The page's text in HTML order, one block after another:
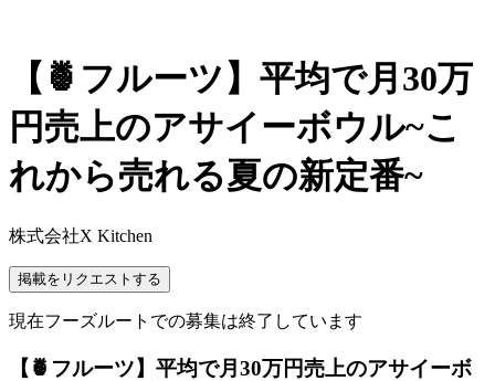
【🍍フルーツ】平均で月30万
円売上のアサイーボウル~こ
れから売れる夏の新定番~
株式会社X Kitchen
掲載をリクエストする
現在フーズルートでの募集は終了しています
【🍍フルーツ】平均で月30万円売上のアサイーボ